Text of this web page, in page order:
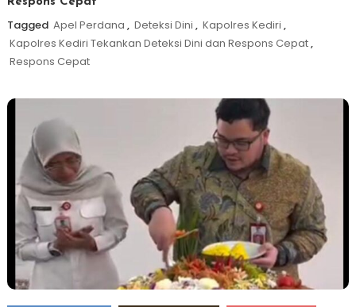
Tagged Apel Perdana , Deteksi Dini , Kapolres Kediri ,
Kapolres Kediri Tekankan Deteksi Dini dan Respons Cepat,
Respons Cepat